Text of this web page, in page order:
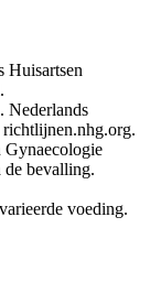
Huisartsen
Nederlands
richtlijnen.nhg.org.
Gynaecologie
bevalling.
voeding.